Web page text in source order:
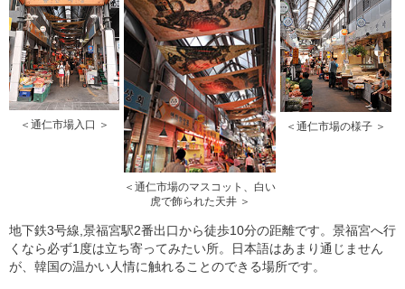
＜通仁市場入口 ＞
＜通仁市場のマスコット、白い
虎で飾られた天井 ＞
＜通仁市場の様子 ＞
地下鉄3号線,景福宮駅2番出口から徒歩10分の距離です。景福宮へ行
くなら必ず1度は立ち寄ってみたい所。日本語はあまり通じません
が、韓国の温かい人情に触れることのできる場所です。